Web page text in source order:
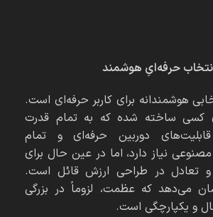
حرفه‌ایِ هوشمند
انتخابی هوشمندانه برای کاربر حرفه‌ای است.
کسی ساخته شده که به تمام قدرت
قابلیت‌های دوربین حرفه‌ای و تمام
نیاز دارد، اما در عین حال برای
و تعادل در طراحی ارزش قائل است.
پرو نشان می‌دهد که عظمت، لزوماً در بزرگی
و یکپارچگی است.